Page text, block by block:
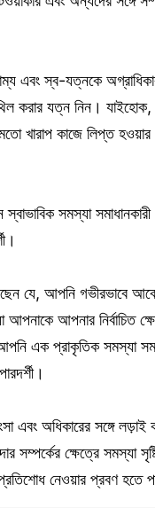
এবং স্ব-যত্নকে
করার যত্ন নিন।
খারাপ কাজে লিপ্ত
সমস্যা
যে, আপনি গভীরভাবে
আপনাকে আপনার নির্বাচিত
এক প্রাকৃতিক সমস্যা
এবং অধিকারের সঙ্গে
সম্পর্কের ক্ষেত্রে সমস্যা
নেওয়ার প্রবণ হতে